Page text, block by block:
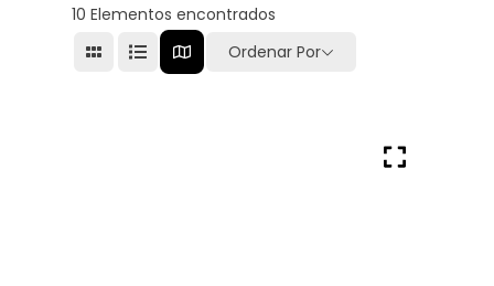
10 Elementos encontrados
Ordenar Por